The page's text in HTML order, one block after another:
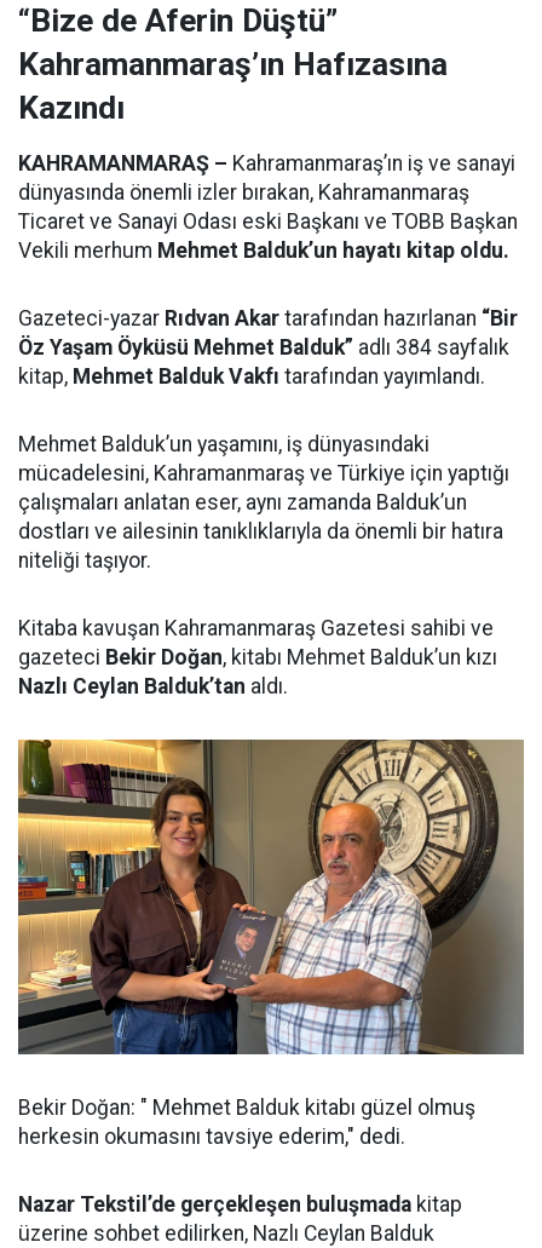
“Bize de Aferin Düştü”
Kahramanmaraş’ın Hafızasına
Kazındı
KAHRAMANMARAŞ – Kahramanmaraş’ın iş ve sanayi
dünyasında önemli izler bırakan, Kahramanmaraş
Ticaret ve Sanayi Odası eski Başkanı ve TOBB Başkan
Vekili merhum Mehmet Balduk’un hayatı kitap oldu.
Gazeteci-yazar Rıdvan Akar tarafından hazırlanan “Bir
Öz Yaşam Öyküsü Mehmet Balduk” adlı 384 sayfalık
kitap, Mehmet Balduk Vakfı tarafından yayımlandı.
Mehmet Balduk’un yaşamını, iş dünyasındaki
mücadelesini, Kahramanmaraş ve Türkiye için yaptığı
çalışmaları anlatan eser, aynı zamanda Balduk’un
dostları ve ailesinin tanıklıklarıyla da önemli bir hatıra
niteliği taşıyor.
Kitaba kavuşan Kahramanmaraş Gazetesi sahibi ve
gazeteci Bekir Doğan, kitabı Mehmet Balduk’un kızı
Nazlı Ceylan Balduk’tan aldı.
Bekir Doğan: " Mehmet Balduk kitabı güzel olmuş
herkesin okumasını tavsiye ederim," dedi.
Nazar Tekstil’de gerçekleşen buluşmada kitap
üzerine sohbet edilirken, Nazlı Ceylan Balduk